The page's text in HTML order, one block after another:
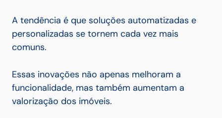
A tendência é que soluções automatizadas e
personalizadas se tornem cada vez mais
comuns.
Essas inovações não apenas melhoram a
funcionalidade, mas também aumentam a
valorização dos imóveis.